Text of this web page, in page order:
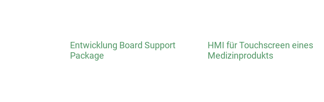
Entwicklung Board Support
Package
HMI für Touchscreen eines
Medizinprodukts